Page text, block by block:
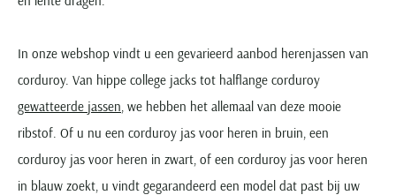
Seidensticker
Slater
State of Art
In onze webshop vindt u een gevarieerd aanbod herenjassen van
corduroy. Van hippe college jacks tot halflange corduroy
gewatteerde jassen , we hebben het allemaal van deze mooie
ribstof. Of u nu een corduroy jas voor heren in bruin, een
corduroy jas voor heren in zwart, of een corduroy jas voor heren
in blauw zoekt, u vindt gegarandeerd een model dat past bij uw